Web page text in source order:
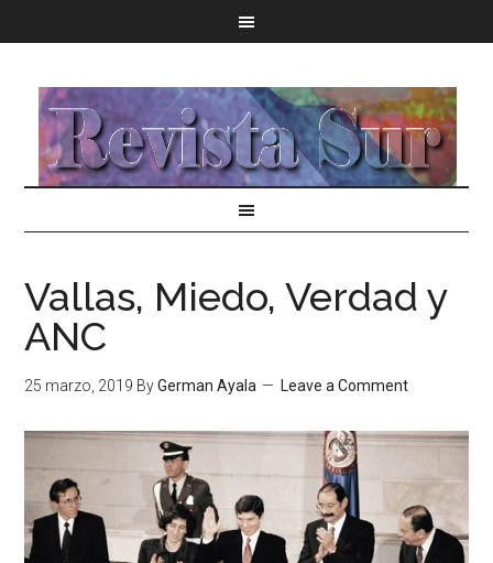
Vallas, Miedo, Verdad y
ANC
25 marzo, 2019 ByGerman Ayala Leave a Comment